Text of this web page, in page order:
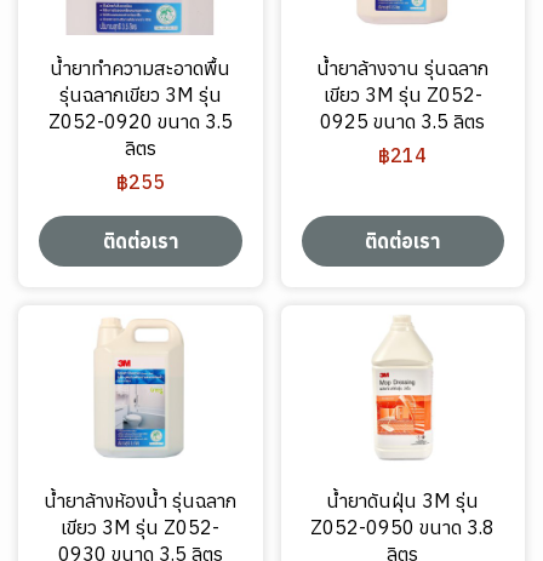
น้ำยาทำความสะอาดพื้น
รุ่นฉลากเขียว 3M รุ่น
Z052-0920 ขนาด 3.5
ลิตร
฿255
ติดต่อเรา
น้ำยาล้างจาน รุ่นฉลาก
เขียว 3M รุ่น Z052-
0925 ขนาด 3.5 ลิตร
฿214
ติดต่อเรา
น้ำยาล้างห้องน้ำ รุ่นฉลาก
เขียว 3M รุ่น Z052-
0930 ขนาด 3.5 ลิตร
น้ำยาดันฝุ่น 3M รุ่น
Z052-0950 ขนาด 3.8
ลิตร